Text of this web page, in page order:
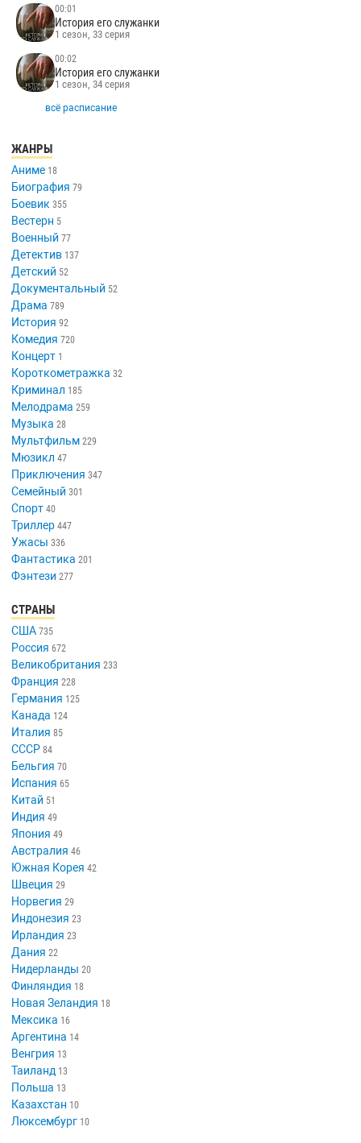
00:00
Лаки
00:00
Ира
00:02
История его служанки
всё расписание
ЖАНРЫ
Аниме 18
Биография 79
Боевик 355
Вестерн 5
Военный 77
Детектив 137
Детский 52
Документальный
Драма 789
История 92
Комедия 720
Концерт
Короткометражка
Криминал
Мелодрама 259
Музыка 28
Мюзикл
Приключения
Семейный
Спорт 40
Триллер 447
Ужасы 336
Фантастика
Фэнтези 277
СТРАНЫ
США 735
Россия 672
Великобритания
Франция 228
Германия 125
Канада 124
Италия 85
СССР 84
Бельгия 70
Испания 65
Китай 51
Индия 49
Япония 49
Австралия 46
Южная Корея
Швеция 29
Норвегия 29
Индонезия
Ирландия
Дания 22
Нидерланды 20